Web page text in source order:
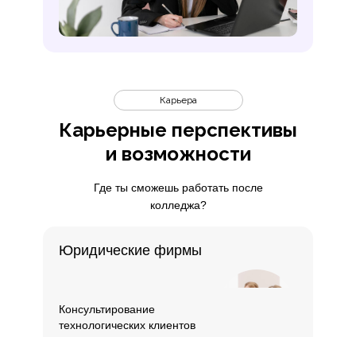
Карьерные перспективы
и возможности
Карьера
Где ты сможешь работать после
колледжа?
Консультирование
технологических клиентов
Юридические фирмы